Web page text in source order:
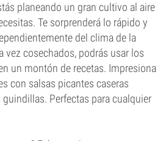
planeando un gran cultivo al aire
Te sorprenderá lo rápido y
del clima de la
vez cosechados, podrás usar los
un montón de recetas. Impresiona
con salsas picantes caseras
Perfectas para cualquier